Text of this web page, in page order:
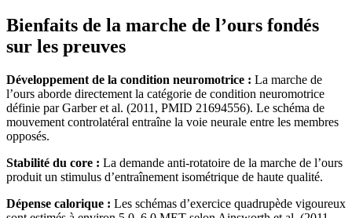
Bienfaits de la marche de l’ours fondés
sur les preuves
Développement de la condition neuromotrice : La marche de
l’ours aborde directement la catégorie de condition neuromotrice
définie par Garber et al. (2011, PMID 21694556). Le schéma de
mouvement controlatéral entraîne la voie neurale entre les membres
opposés.
Stabilité du core : La demande anti-rotatoire de la marche de l’ours
produit un stimulus d’entraînement isométrique de haute qualité.
Dépense calorique : Les schémas d’exercice quadrupède vigoureux